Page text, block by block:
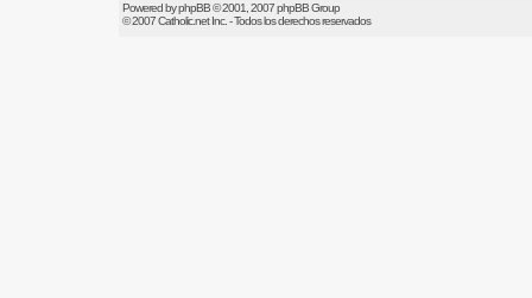
Powered byphpBB© 2001, 2007 phpBB Group
© 2007Catholic.netInc. - Todos los derechos reservados